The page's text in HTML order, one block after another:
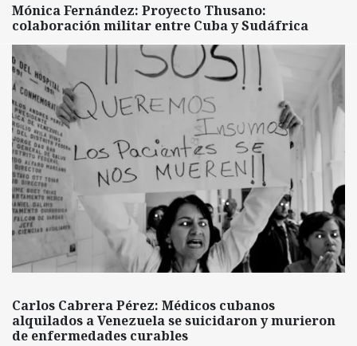
Mónica Fernández: Proyecto Thusano:
colaboración militar entre Cuba y Sudáfrica
Carlos Cabrera Pérez: Médicos cubanos
alquilados a Venezuela se suicidaron y murieron
de enfermedades curables